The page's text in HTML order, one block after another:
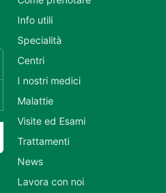
Info utili
Specialità
Centri
I nostri medici
Malattie
Visite ed Esami
Trattamenti
News
Lavora con noi